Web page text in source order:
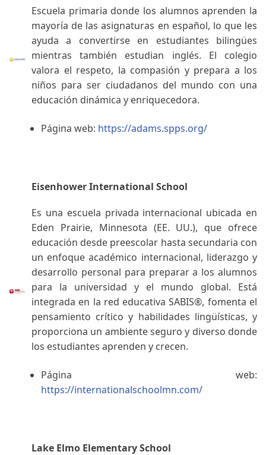
Escuela primaria donde los alumnos aprenden la
mayoría de las asignaturas en español, lo que les
ayuda a convertirse en estudiantes bilingües
mientras también estudian inglés. El colegio
valora el respeto, la compasión y prepara a los
niños para ser ciudadanos del mundo con una
educación dinámica y enriquecedora.
Página web: https://adams.spps.org/
Eisenhower International School
Es una escuela privada internacional ubicada en
Eden Prairie, Minnesota (EE. UU.), que ofrece
educación desde preescolar hasta secundaria con
un enfoque académico internacional, liderazgo y
desarrollo personal para preparar a los alumnos
para la universidad y el mundo global. Está
integrada en la red educativa SABIS®, fomenta el
pensamiento crítico y habilidades lingüísticas, y
proporciona un ambiente seguro y diverso donde
los estudiantes aprenden y crecen.
Página web:
https://internationalschoolmn.com/
Lake Elmo Elementary School